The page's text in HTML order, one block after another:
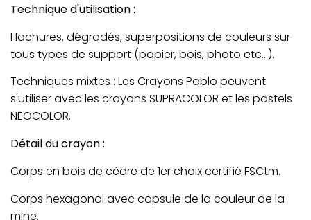
Technique d'utilisation :
Hachures, dégradés, superpositions de couleurs sur
tous types de support (papier, bois, photo etc...).
Techniques mixtes : Les Crayons Pablo peuvent
s'utiliser avec les crayons SUPRACOLOR et les pastels
NEOCOLOR.
Détail du crayon :
Corps en bois de cèdre de 1er choix certifié FSCtm.
Corps hexagonal avec capsule de la couleur de la
mine.